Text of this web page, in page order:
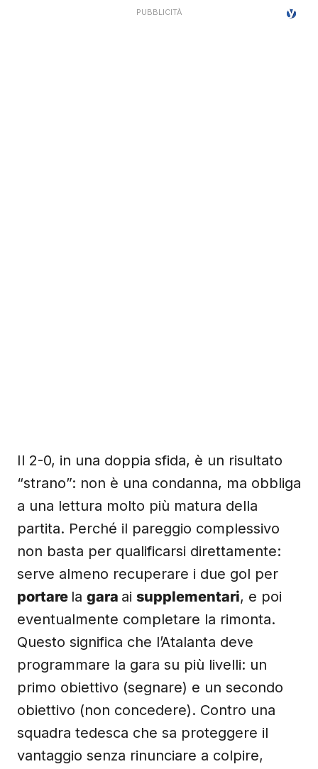
Il 2-0, in una doppia sfida, è un risultato
“strano”: non è una condanna, ma obbliga
a una lettura molto più matura della
partita. Perché il pareggio complessivo
non basta per qualificarsi direttamente:
serve almeno recuperare i due gol per
portare la gara ai supplementari, e poi
eventualmente completare la rimonta.
Questo significa che l’Atalanta deve
programmare la gara su più livelli: un
primo obiettivo (segnare) e un secondo
obiettivo (non concedere). Contro una
squadra tedesca che sa proteggere il
vantaggio senza rinunciare a colpire,